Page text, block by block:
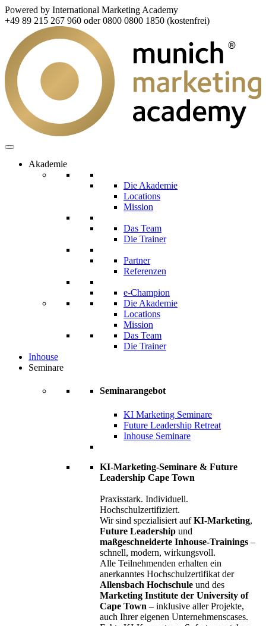
Powered by International Marketing Academy
+49 89 215 267 960 oder 0800 0800 1850 (kostenfrei)
Akademie
Die Akademie
Locations
Mission
Das Team
Die Trainer
Partner
Referenzen
e-Champion
Die Akademie
Locations
Mission
Das Team
Die Trainer
Inhouse
Seminare
Seminarangebot
KI Marketing Seminare
Future Leadership Retreat
Inhouse Seminare
KI-Marketing-Seminare & Future
Leadership Cape Town
Praxisstark. Individuell.
Hochschulzertifiziert.
Wir sind spezialisiert aufKI-Marketing,
Future Leadership und
maßgeschneiderte Inhouse-Trainings –
schnell, modern, wirkungsvoll.
Alle Teilnehmenden erhalten ein
anerkanntes Hochschulzertifikat der
Allensbach Hochschule und des
Marketing Institute der University of
Cape Town – inklusive aller Projekte,
auch Ihrer eigenen Unternehmenscases.